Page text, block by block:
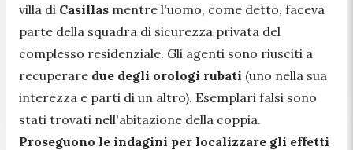
villa di Casillas mentre l'uomo, come detto, faceva
parte della squadra di sicurezza privata del
complesso residenziale. Gli agenti sono riusciti a
recuperare due degli orologi rubati (uno nella sua
interezza e parti di un altro). Esemplari falsi sono
stati trovati nell'abitazione della coppia.
Proseguono le indagini per localizzare gli effetti